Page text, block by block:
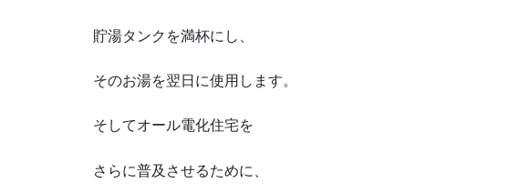
貯湯タンクを満杯にし、
そのお湯を翌日に使用します。
そしてオール電化住宅を
さらに普及させるために、